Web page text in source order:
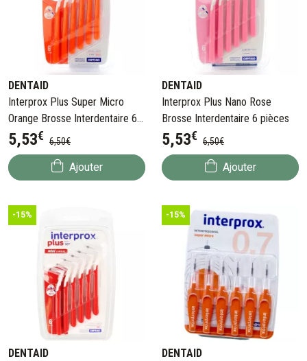
DENTAID
Interprox Plus Super Micro
Orange Brosse Interdentaire 6
pièces
5,53€ 6,50€
Ajouter
DENTAID
Interprox Plus Nano Rose
Brosse Interdentaire 6 pièces
5,53€ 6,50€
Ajouter
-15%
DENTAID
-15%
DENTAID